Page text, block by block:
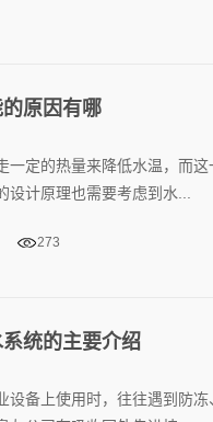
计原理也需要考虑到水...
273
统的主要介绍
公司在吸收国外先进技...
297